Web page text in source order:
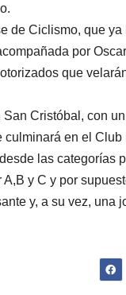
de Ciclismo, que
por
que
Cristóbal, con
en el
las categorías
y C y por
y, a su vez, una